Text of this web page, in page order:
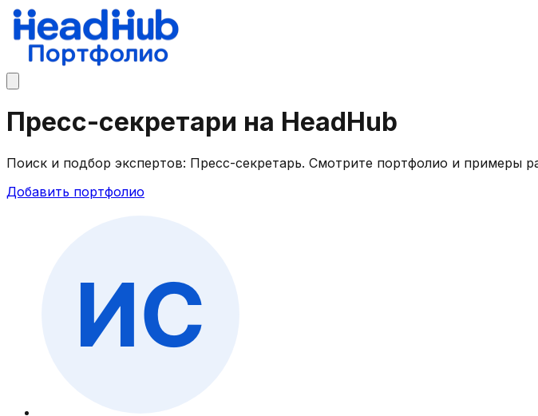
Пресс-секретари на HeadHub
Поиск и подбор экспертов: Пресс-секретарь. Смотрите портфолио и примеры
Добавить портфолио